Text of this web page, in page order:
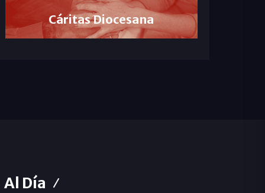
Cáritas Diocesana
Al Día